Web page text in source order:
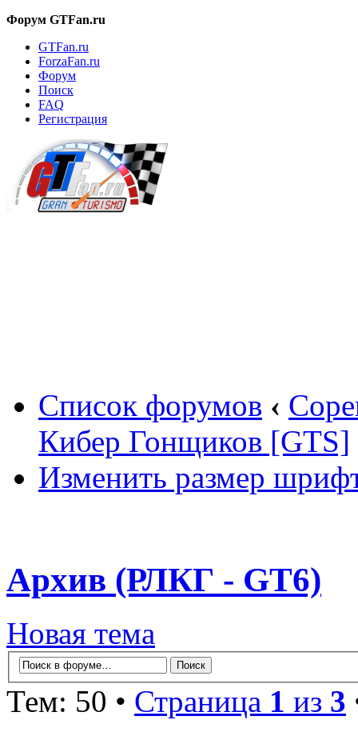
Форум GTFan.ru
GTFan.ru
ForzaFan.ru
Форум
Поиск
FAQ
Регистрация
Список форумов ‹
Кибер Гонщиков [GTS]
Изменить размер
Архив (РЛКГ - GT6)
Новая тема
Тем: 50 • Страница 1 из 3